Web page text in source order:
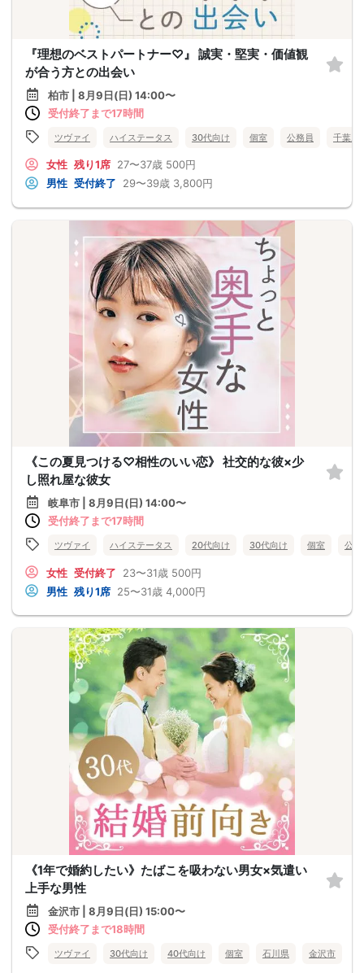
『理想のベストパートナー♡』 誠実・堅実・価値観
が合う方との出会い
柏市 | 8月9日(日) 14:00〜
受付終了まで17時間
ツヴァイ ハイステータス 30代向け 個室 公務員 千葉県
女性 残り1席 27〜37歳 500円
男性 受付終了 29〜39歳 3,800円
《この夏見つける♡相性のいい恋》 社交的な彼×少
し照れ屋な彼女
岐阜市 | 8月9日(日) 14:00〜
受付終了まで17時間
ツヴァイ ハイステータス 20代向け 30代向け 個室 公
女性 受付終了 23〜31歳 500円
男性 残り1席 25〜31歳 4,000円
《1年で婚約したい》たばこを吸わない男女×気遣い
上手な男性
金沢市 | 8月9日(日) 15:00〜
受付終了まで18時間
ツヴァイ 30代向け 40代向け 個室 石川県 金沢市